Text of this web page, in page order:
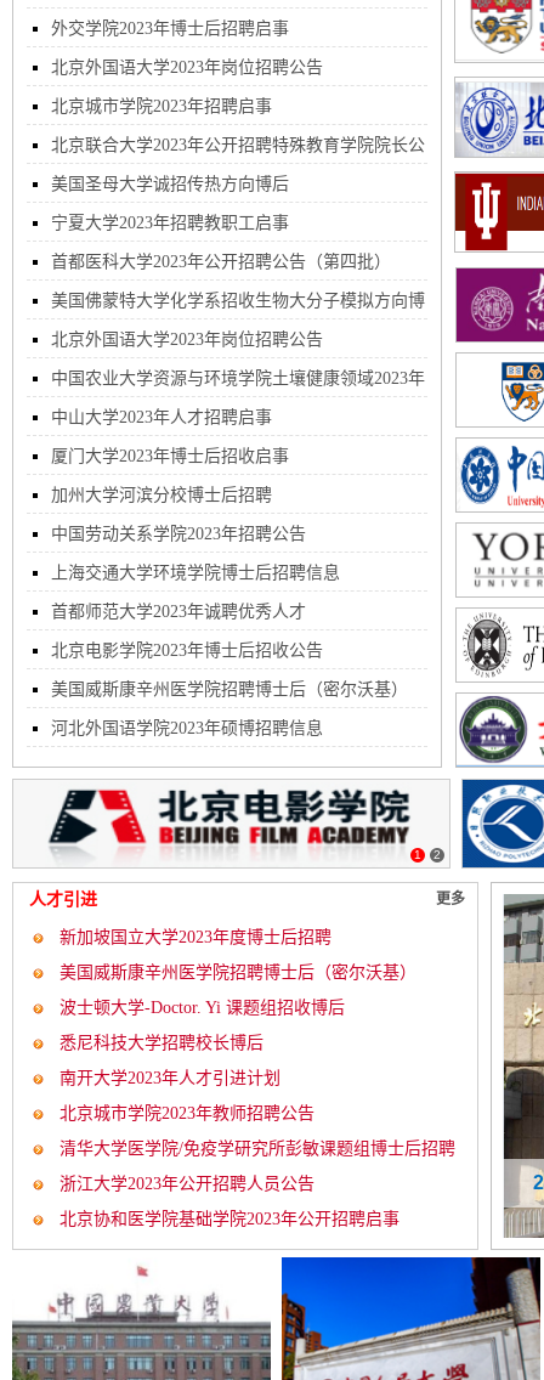
外交学院2023年博士后招聘启事
北京外国语大学2023年岗位招聘公告
北京城市学院2023年招聘启事
北京联合大学2023年公开招聘特殊教育学院院长公
告 美国圣母大学诚招传热方向博后
宁夏大学2023年招聘教职工启事
首都医科大学2023年公开招聘公告（第四批）
美国佛蒙特大学化学系招收生物大分子模拟方向博
士后北京外国语大学2023年岗位招聘公告
中国农业大学资源与环境学院土壤健康领域2023年
招聘博士后
中山大学2023年人才招聘启事
厦门大学2023年博士后招收启事
加州大学河滨分校博士后招聘
中国劳动关系学院2023年招聘公告
上海交通大学环境学院博士后招聘信息
首都师范大学2023年诚聘优秀人才
北京电影学院2023年博士后招收公告
美国威斯康辛州医学院招聘博士后（密尔沃基）
河北外国语学院2023年硕博招聘信息
1 2
人才引进 更多
新加坡国立大学2023年度博士后招聘
美国威斯康辛州医学院招聘博士后（密尔沃基）
波士顿大学-Doctor. Yi 课题组招收博后
悉尼科技大学招聘校长博后
南开大学2023年人才引进计划
北京城市学院2023年教师招聘公告
清华大学医学院/免疫学研究所彭敏课题组博士后招聘
启...
浙江大学2023年公开招聘人员公告
北京协和医学院基础学院2023年公开招聘启事
聘博士后启事 牛津大学2023年招聘启事